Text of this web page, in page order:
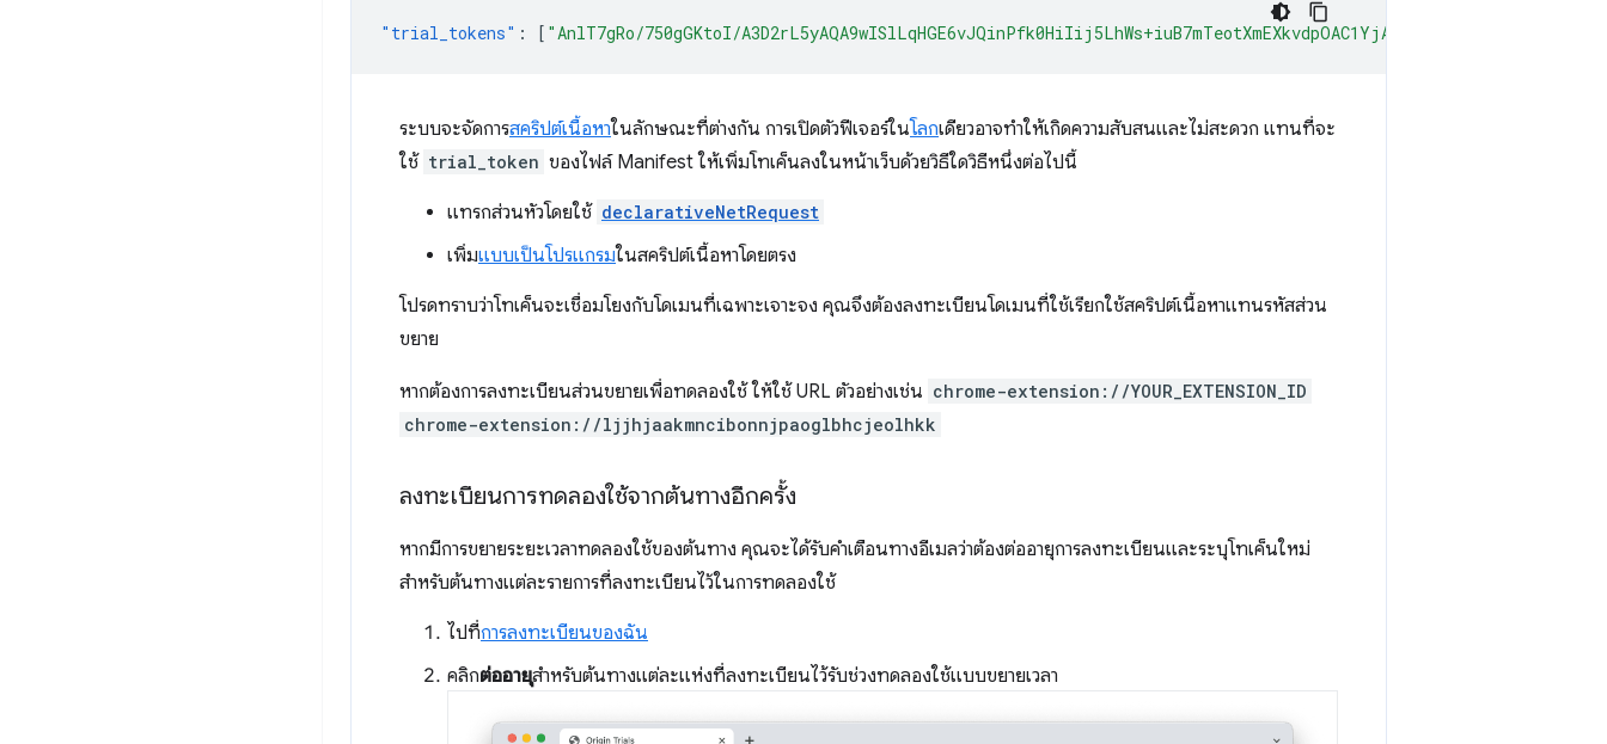
"trial_tokens" : [ "AnlT7gRo/750gGKtoI/
ระบบจะจัดการสคริปต์เนื้อหาในลักษณะที่ต่างกัน การเปิดตัวฟีเจอร์ในโลกเดียวอาจทำให้เกิดความสับสนและไม่สะดวก แทนที่จะ
ใช้ trial_token ของไฟล์ Manifest ให้เพิ่มโทเค็นลงในหน้าเว็บด้วยวิธีใดวิธีหนึ่งต่อไปนี้
แทรกส่วนหัวโดยใช้ declarativeNetRequest
เพิ่มแบบเป็นโปรแกรมในสคริปต์เนื้อหาโดยตรง
โปรดทราบว่าโทเค็นจะเชื่อมโยงกับโดเมนที่เฉพาะเจาะจง คุณจึงต้องลงทะเบียนโดเมนที่ใช้เรียกใช้สคริปต์เนื้อหาแทนรหัสส่วน
ขยาย
หากต้องการลงทะเบียนส่วนขยายเพื่อทดลองใช้ ให้ใช้ URL ตัวอย่างเช่น chrome-extension://YOUR_EXTENSION_ID
chrome-extension://ljjhjaakmncibonnjpaoglbhcjeolhkk
ลงทะเบียนการทดลองใช้จากต้นทางอีกครั้ง
หากมีการขยายระยะเวลาทดลองใช้ของต้นทาง คุณจะได้รับคำเตือนทางอีเมลว่าต้องต่ออายุการลงทะเบียนและระบุโทเค็นใหม่
สำหรับต้นทางแต่ละรายการที่ลงทะเบียนไว้ในการทดลองใช้
ไปที่การลงทะเบียนของฉัน
คลิกต่ออายุสำหรับต้นทางแต่ละแห่งที่ลงทะเบียนไว้รับช่วงทดลองใช้แบบขยายเวลา